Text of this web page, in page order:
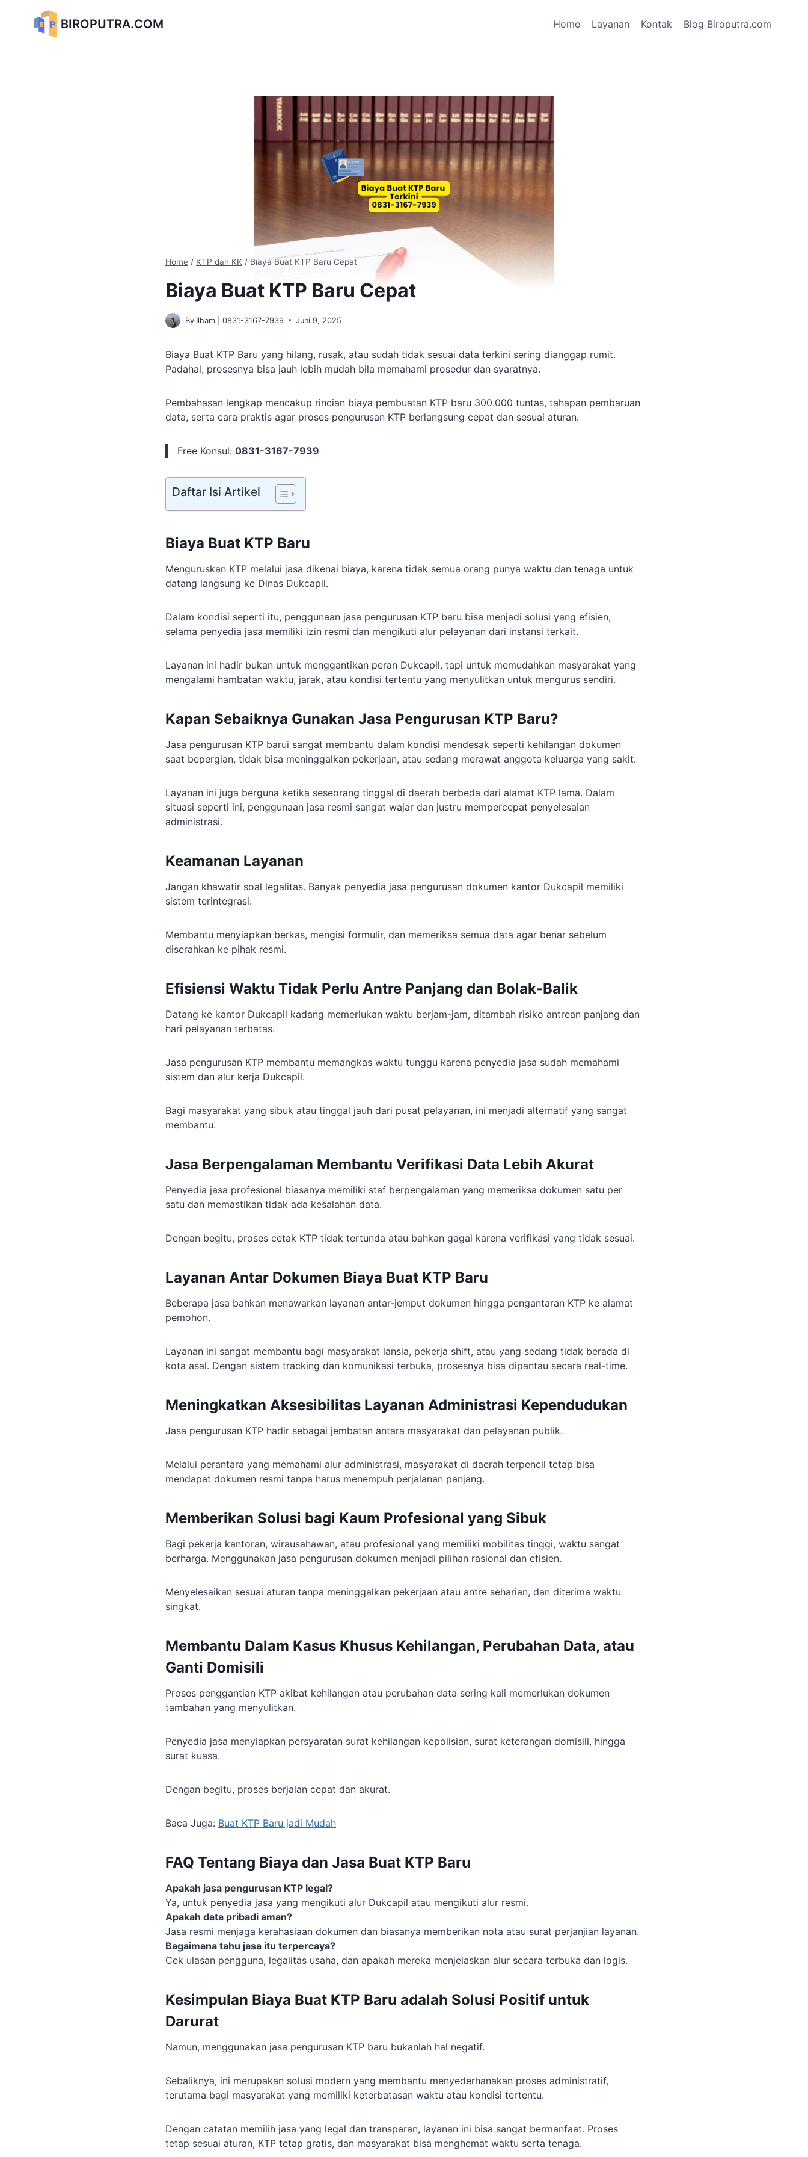
BIROPUTRA.COM Home Layanan Kontak Blog Biroputra.com
Home / KTP dan KK / Biaya Buat KTP Baru Cepat
Biaya Buat KTP Baru Cepat
By Ilham | 0831-3167-7939 Juni 9, 2025
Biaya Buat KTP Baru yang hilang, rusak, atau sudah tidak sesuai data terkini sering dianggap rumit.
Padahal, prosesnya bisa jauh lebih mudah bila memahami prosedur dan syaratnya.
Pembahasan lengkap mencakup rincian biaya pembuatan KTP baru 300.000 tuntas, tahapan pembaruan
data, serta cara praktis agar proses pengurusan KTP berlangsung cepat dan sesuai aturan.
Free Konsul: 0831-3167-7939
Daftar Isi Artikel
Biaya Buat KTP Baru
Menguruskan KTP melalui jasa dikenai biaya, karena tidak semua orang punya waktu dan tenaga untuk
datang langsung ke Dinas Dukcapil.
Dalam kondisi seperti itu, penggunaan jasa pengurusan KTP baru bisa menjadi solusi yang efisien,
selama penyedia jasa memiliki izin resmi dan mengikuti alur pelayanan dari instansi terkait.
Layanan ini hadir bukan untuk menggantikan peran Dukcapil, tapi untuk memudahkan masyarakat yang
mengalami hambatan waktu, jarak, atau kondisi tertentu yang menyulitkan untuk mengurus sendiri.
Kapan Sebaiknya Gunakan Jasa Pengurusan KTP Baru?
Jasa pengurusan KTP barui sangat membantu dalam kondisi mendesak seperti kehilangan dokumen
saat bepergian, tidak bisa meninggalkan pekerjaan, atau sedang merawat anggota keluarga yang sakit.
Layanan ini juga berguna ketika seseorang tinggal di daerah berbeda dari alamat KTP lama. Dalam
situasi seperti ini, penggunaan jasa resmi sangat wajar dan justru mempercepat penyelesaian
administrasi.
Keamanan Layanan
Jangan khawatir soal legalitas. Banyak penyedia jasa pengurusan dokumen kantor Dukcapil memiliki
sistem terintegrasi.
Membantu menyiapkan berkas, mengisi formulir, dan memeriksa semua data agar benar sebelum
diserahkan ke pihak resmi.
Efisiensi Waktu Tidak Perlu Antre Panjang dan Bolak-Balik
Datang ke kantor Dukcapil kadang memerlukan waktu berjam-jam, ditambah risiko antrean panjang dan
hari pelayanan terbatas.
Jasa pengurusan KTP membantu memangkas waktu tunggu karena penyedia jasa sudah memahami
sistem dan alur kerja Dukcapil.
Bagi masyarakat yang sibuk atau tinggal jauh dari pusat pelayanan, ini menjadi alternatif yang sangat
membantu.
Jasa Berpengalaman Membantu Verifikasi Data Lebih Akurat
Penyedia jasa profesional biasanya memiliki staf berpengalaman yang memeriksa dokumen satu per
satu dan memastikan tidak ada kesalahan data.
Dengan begitu, proses cetak KTP tidak tertunda atau bahkan gagal karena verifikasi yang tidak sesuai.
Layanan Antar Dokumen Biaya Buat KTP Baru
Beberapa jasa bahkan menawarkan layanan antar-jemput dokumen hingga pengantaran KTP ke alamat
pemohon.
Layanan ini sangat membantu bagi masyarakat lansia, pekerja shift, atau yang sedang tidak berada di
kota asal. Dengan sistem tracking dan komunikasi terbuka, prosesnya bisa dipantau secara real-time.
Meningkatkan Aksesibilitas Layanan Administrasi Kependudukan
Jasa pengurusan KTP hadir sebagai jembatan antara masyarakat dan pelayanan publik.
Melalui perantara yang memahami alur administrasi, masyarakat di daerah terpencil tetap bisa
mendapat dokumen resmi tanpa harus menempuh perjalanan panjang.
Memberikan Solusi bagi Kaum Profesional yang Sibuk
Bagi pekerja kantoran, wirausahawan, atau profesional yang memiliki mobilitas tinggi, waktu sangat
berharga. Menggunakan jasa pengurusan dokumen menjadi pilihan rasional dan efisien.
Menyelesaikan sesuai aturan tanpa meninggalkan pekerjaan atau antre seharian, dan diterima waktu
singkat.
Membantu Dalam Kasus Khusus Kehilangan, Perubahan Data, atau
Ganti Domisili
Proses penggantian KTP akibat kehilangan atau perubahan data sering kali memerlukan dokumen
tambahan yang menyulitkan.
Penyedia jasa menyiapkan persyaratan surat kehilangan kepolisian, surat keterangan domisili, hingga
surat kuasa.
Dengan begitu, proses berjalan cepat dan akurat.
Baca Juga: Buat KTP Baru jadi Mudah
FAQ Tentang Biaya dan Jasa Buat KTP Baru
Apakah jasa pengurusan KTP legal?
Ya, untuk penyedia jasa yang mengikuti alur Dukcapil atau mengikuti alur resmi.
Apakah data pribadi aman?
Jasa resmi menjaga kerahasiaan dokumen dan biasanya memberikan nota atau surat perjanjian layanan.
Bagaimana tahu jasa itu terpercaya?
Cek ulasan pengguna, legalitas usaha, dan apakah mereka menjelaskan alur secara terbuka dan logis.
Kesimpulan Biaya Buat KTP Baru adalah Solusi Positif untuk
Darurat
Namun, menggunakan jasa pengurusan KTP baru bukanlah hal negatif.
Sebaliknya, ini merupakan solusi modern yang membantu menyederhanakan proses administratif,
terutama bagi masyarakat yang memiliki keterbatasan waktu atau kondisi tertentu.
Dengan catatan memilih jasa yang legal dan transparan, layanan ini bisa sangat bermanfaat. Proses
tetap sesuai aturan, KTP tetap gratis, dan masyarakat bisa menghemat waktu serta tenaga.